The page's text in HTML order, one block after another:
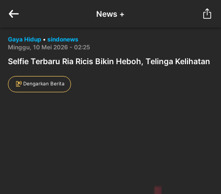
News +
Gaya Hidup • sindonews
Minggu, 10 Mei 2026 - 02:25
Selfie Terbaru Ria Ricis Bikin Heboh, Telinga Kelihatan
Dengarkan Berita